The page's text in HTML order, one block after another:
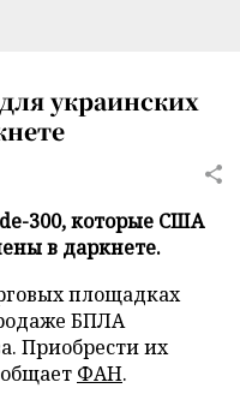
украинских
300, которые США
в даркнете.
площадках
БПЛА
Приобрести их
ФАН.